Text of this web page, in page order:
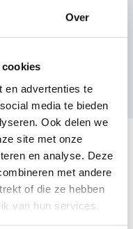
Over
en advertenties te
media te bieden
Ook delen we
site met onze
en analyse. Deze
met andere
of die ze hebben
van hun services.